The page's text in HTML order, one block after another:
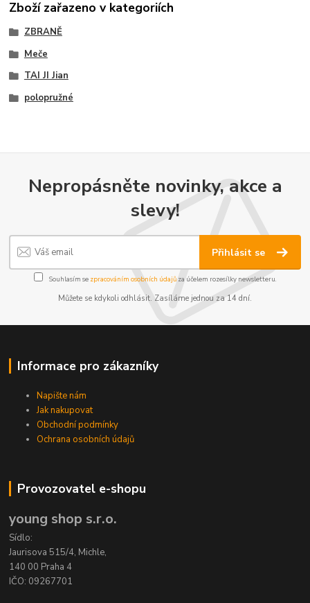
Zboží zařazeno v kategoriích
ZBRANĚ
Meče
TAI JI Jian
polopružné
Nepropásněte novinky, akce a
slevy!
Přihlásit se
Souhlasím se zpracováním osobních údajůza účelem rozesílky newsletteru.
Můžete se kdykoli odhlásit. Zasíláme jednou za 14 dní.
Informace pro zákazníky
Napište nám
Jak nakupovat
Obchodní podmínky
Ochrana osobních údajů
Provozovatel e-shopu
young shop s.r.o.
Sídlo:
Jaurisova 515/4, Michle,
140 00 Praha 4
IČO: 09267701